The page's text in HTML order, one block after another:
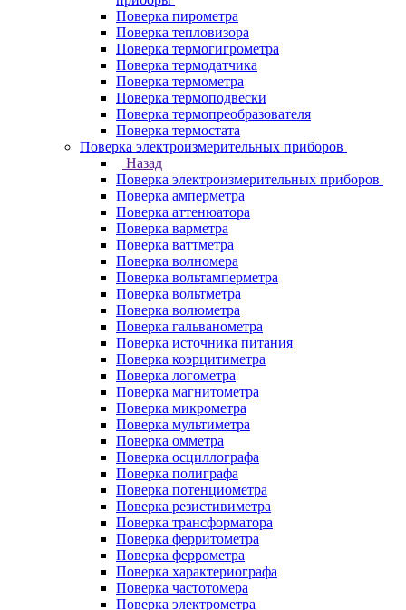
Поверка пирометра
Поверка тепловизора
Поверка термогигрометра
Поверка термодатчика
Поверка термометра
Поверка термоподвески
Поверка термопреобразователя
Поверка термостата
Поверка электроизмерительных приборов
Назад
Поверка электроизмерительных приборов
Поверка амперметра
Поверка аттенюатора
Поверка варметра
Поверка ваттметра
Поверка волномера
Поверка вольтамперметра
Поверка вольтметра
Поверка волюметра
Поверка гальванометра
Поверка источника питания
Поверка коэрцитиметра
Поверка логометра
Поверка магнитометра
Поверка микрометра
Поверка мультиметра
Поверка омметра
Поверка осциллографа
Поверка полиграфа
Поверка потенциометра
Поверка резистивиметра
Поверка трансформатора
Поверка ферритометра
Поверка феррометра
Поверка характериографа
Поверка частотомера
Поверка электрометра